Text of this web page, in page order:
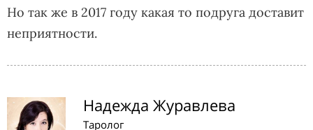
Но так же в 2017 году какая то подруга доставит
неприятности.
Надежда Журавлева
Таролог